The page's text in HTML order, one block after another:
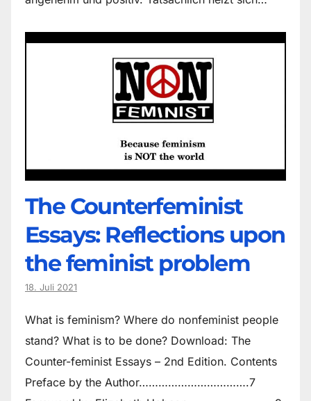
The Counter­feminist
Essays: Reflections upon
the feminist problem
18. Juli 2021
What is feminism? Where do non­feminist people
stand? What is to be done? Download: The
Counter-feminist Essays – 2nd Edition. Contents
Preface by the Author…………………………….7